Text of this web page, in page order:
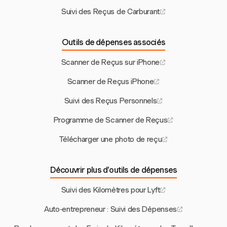
Suivi des Reçus de Carburant
Outils de dépenses associés
Scanner de Reçus sur iPhone
Scanner de Reçus iPhone
Suivi des Reçus Personnels
Programme de Scanner de Reçus
Télécharger une photo de reçu
Découvrir plus d’outils de dépenses
Suivi des Kilomètres pour Lyft
Auto-entrepreneur : Suivi des Dépenses